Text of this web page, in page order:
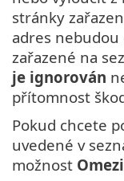
stránky
adres
zařazené na
je ignorován
přítomnost
Pokud chcete
uvedené v
možnost